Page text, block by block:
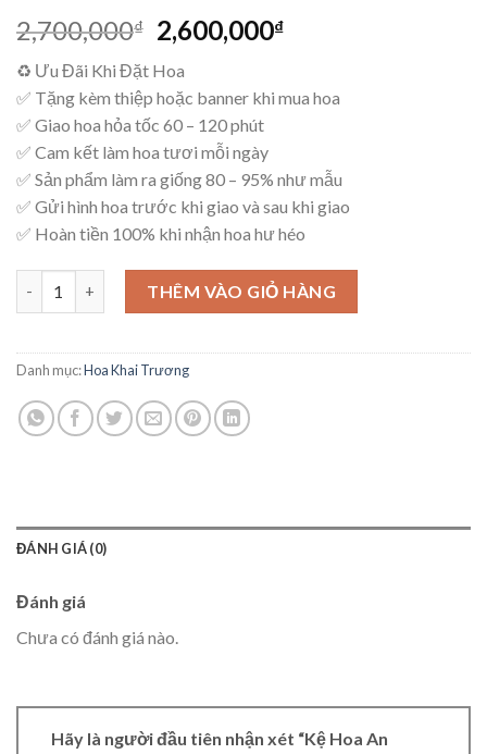
2,700,000₫ Giá
gốc
là:
2,700,000₫.
2,600,000₫Giá
là:
♻ Ưu Đãi Khi Đặt Hoa
✅ Tặng kèm thiệp hoặc banner khi mua hoa
✅ Giao hoa hỏa tốc 60 – 120 phút
✅ Cam kết làm hoa tươi mỗi ngày
✅ Sản phẩm làm ra giống 80 – 95% như mẫu
✅ Gửi hình hoa trước khi giao và sau khi giao
✅ Hoàn tiền 100% khi nhận hoa hư héo
Kệ Hoa An Khang – K49 số lượng
THÊM VÀO GIỎ HÀNG
Danh mục:Hoa Khai Trương
ĐÁNH GIÁ (0)
Đánh giá
Chưa có đánh giá nào.
Hãy là người đầu tiên nhận xét “Kệ Hoa An